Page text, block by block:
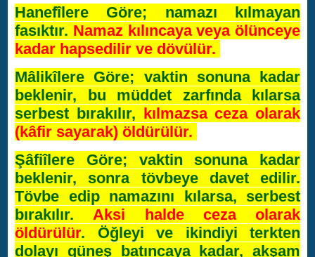
Hanefîlere Göre; namazı kılmayan
fasıktır. Namaz kılıncaya veya ölünceye
kadar hapsedilir ve dövülür.
Mâlikîlere Göre; vaktin sonuna kadar
beklenir, bu müddet zarfında kılarsa
serbest bırakılır, kılmazsa ceza olarak
(kâfir sayarak) öldürülür.
Şâfiîlere Göre; vaktin sonuna kadar
beklenir, sonra tövbeye davet edilir.
Tövbe edip namazını kılarsa, serbest
bırakılır.Aksi halde ceza olarak
öldürülür. Öğleyi ve ikindiyi terkten
dolayı güneş batıncaya kadar, akşam